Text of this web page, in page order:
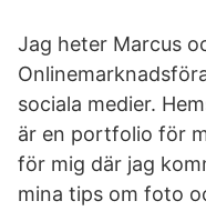
Jag heter Marcus
sociala medier.
är en portfolio för
för mig där jag
mina tips om foto